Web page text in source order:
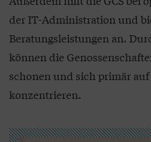
der IT-Administration und
Beratungsleistungen an.
können die
schonen und sich primär
konzentrieren.